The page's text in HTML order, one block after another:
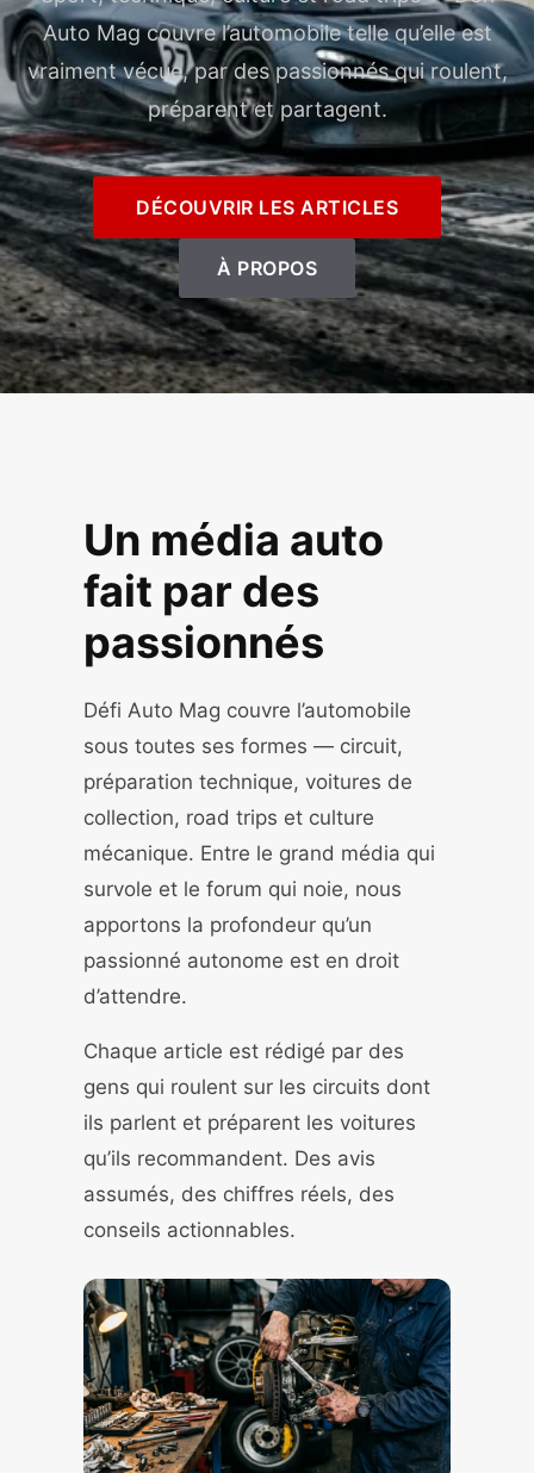
Auto Mag couvre l’automobile telle qu’elle est
vraiment vécue, par des passionnés qui roulent,
préparent et partagent.
DÉCOUVRIR LES ARTICLES
À PROPOS
Un média auto
fait par des
passionnés
Défi Auto Mag couvre l’automobile
sous toutes ses formes — circuit,
préparation technique, voitures de
collection, road trips et culture
mécanique. Entre le grand média qui
survole et le forum qui noie, nous
apportons la profondeur qu’un
passionné autonome est en droit
d’attendre.
Chaque article est rédigé par des
gens qui roulent sur les circuits dont
ils parlent et préparent les voitures
qu’ils recommandent. Des avis
assumés, des chiffres réels, des
conseils actionnables.